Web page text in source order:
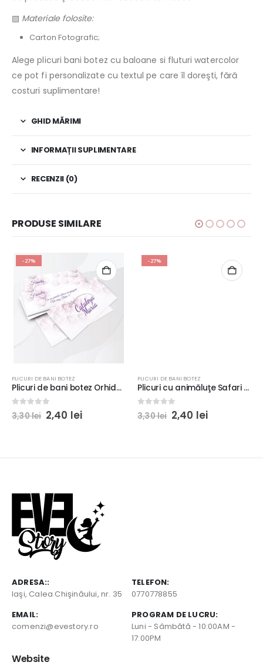
▧ Materiale folosite:
Carton Fotografic;
Alege plicuri bani botez cu baloane si fluturi watercolor
ce pot fi personalizate cu textul pe care îl doreşti, fără
costuri suplimentare!
GHID MĂRIMI
INFORMAȚII SUPLIMENTARE
RECENZII (0)
PRODUSE SIMILARE
-27%
PLICURI DE BANI BOTEZ
Plicuri de bani botez Orhidei, 20x9cm, fundal mov, carton lucios 240g/m², folosit si ca place card
out of 5
3,30lei Prețul
inițial
2,40 leiPrețul
-27%
PLICURI DE BANI BOTEZ
Plicuri cu animăluţe Safari pentru botez, 20x9cm, carton lucios 240g, culoare verde, folosit si ca place card
out of 5
3,30lei Prețul
inițial
2,40 leiPrețul
ADRESA::
Iaşi, Calea Chişinăului, nr. 35
TELEFON:
0770778855
EMAIL:
comenzi@evestory.ro
PROGRAM DE LUCRU:
Luni - Sâmbătă - 10:00AM -
17:00PM
Website